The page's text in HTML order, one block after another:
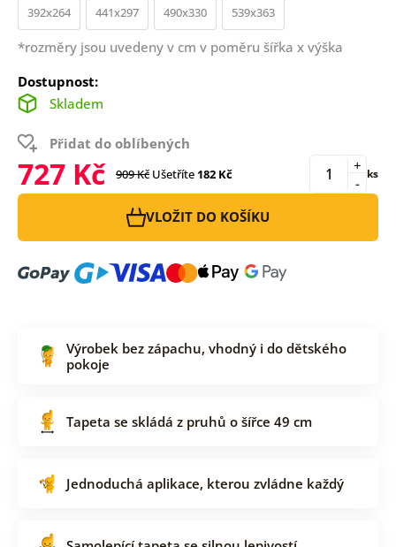
392x264 441x297 490x330 539x363
*rozměry jsou uvedeny v cm v poměru šířka x výška
Dostupnost:
Skladem
Přidat do oblíbených
727 Kč 909 Kč Ušetříte182 Kč -
+ ks
VLOŽIT DO KOŠÍKU
Výrobek bez zápachu, vhodný i do dětského
pokoje
Tapeta se skládá z pruhů o šířce 49 cm
Jednoduchá aplikace, kterou zvládne každý